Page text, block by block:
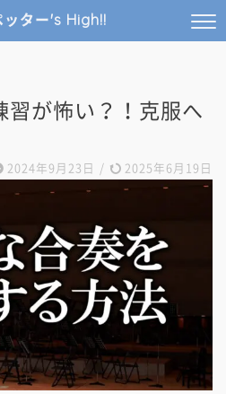
ッター's High!!
習が怖い？！克服へ
2024年9月23日 / 2025年6月19日